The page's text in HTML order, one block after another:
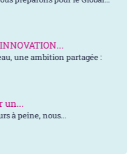
une ambition partagée :
peine, nous...